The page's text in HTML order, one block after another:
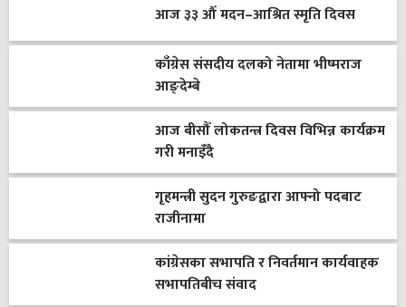
आज ३३ औँ मदन–आश्रित स्मृति दिवस
काँग्रेस संसदीय दलको नेतामा भीष्मराज
आङ्देम्बे
आज बीसौँ लोकतन्त्र दिवस विभिन्न कार्यक्रम
गरी मनाइँदै
गृहमन्त्री सुदन गुरुङद्वारा आफ्नो पदबाट
राजीनामा
कांग्रेसका सभापति र निवर्तमान कार्यवाहक
सभापतिबीच संवाद